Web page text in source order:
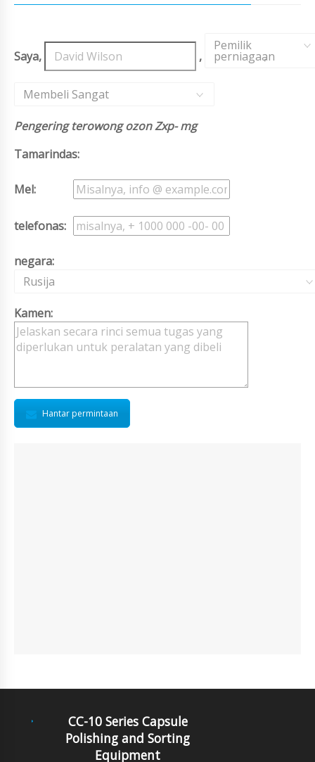
Saya, ,
Pemilik
perniagaan
,
Membeli Sangat
Pengering terowong ozon Zxp- mg
Tamarindas:
Mel:
telefonas:
negara:
Rusija
Kamen:
Hantar permintaan
CC-10 Series Capsule
Polishing and Sorting
Equipment